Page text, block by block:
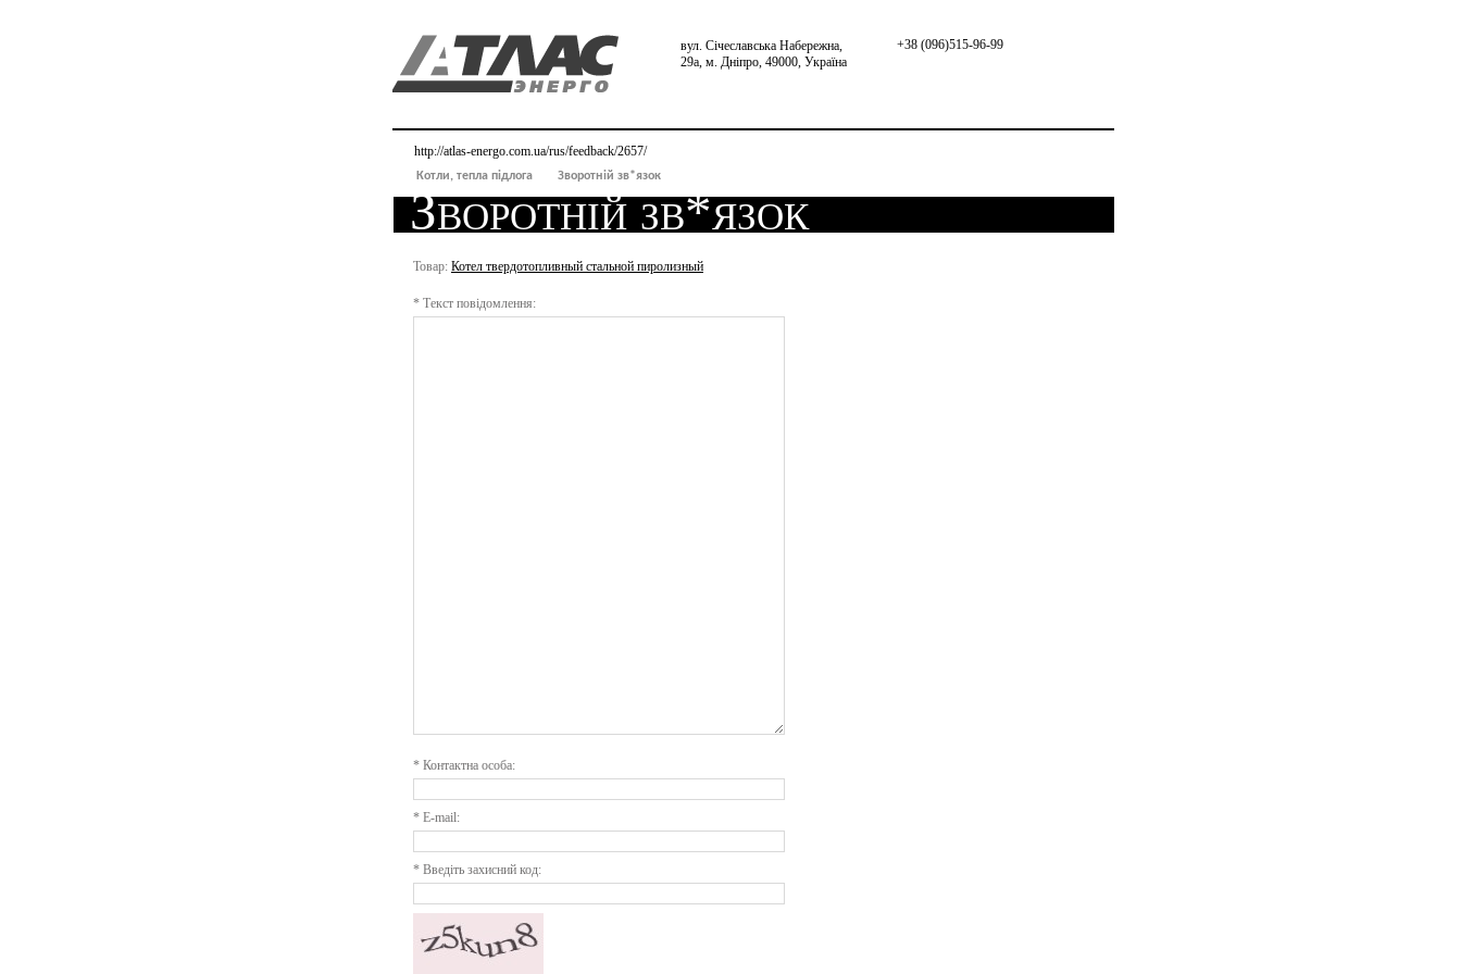
вул. Січеславська Набережна,
29а, м. Дніпро, 49000, Україна
+38 (096)515-96-99
http://atlas-energo.com.ua/rus/feedback/2657/
Котли, тепла підлога Зворотній зв*язок
Зворотній зв*язок
Товар: Котел твердотопливный стальной пиролизный
* Текст повідомлення:
* Контактна особа:
* E-mail:
* Введіть захисний код: